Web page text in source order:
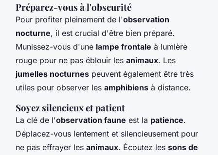
Préparez-vous à l'obscurité
Pour profiter pleinement de l'observation
nocturne, il est crucial d'être bien préparé.
Munissez-vous d'une lampe frontale à lumière
rouge pour ne pas éblouir les animaux. Les
jumelles nocturnes peuvent également être très
utiles pour observer les amphibiens à distance.
Soyez silencieux et patient
La clé de l'observation faune est la patience.
Déplacez-vous lentement et silencieusement pour
ne pas effrayer les animaux. Écoutez les sons de